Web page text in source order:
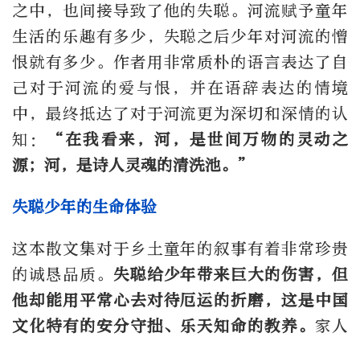
之中，也间接导致了他的失聪。河流赋予童年
生活的乐趣有多少，失聪之后少年对河流的憎
恨就有多少。作者用非常质朴的语言表达了自
己对于河流的爱与恨，并在语辞表达的情境
中，最终抵达了对于河流更为深切和深情的认
知：
“在我看来，河，是世间万物的灵动之
源；河，是诗人灵魂的清洗池。”
失聪少年的生命体验
这本散文集对于乡土童年的叙事有着非常珍贵
的诚恳品质。 失聪给少年带来巨大的伤害，但
他却能用平常心去对待厄运的折磨，这是中国
文化特有的安分守拙、乐天知命的教养。家人